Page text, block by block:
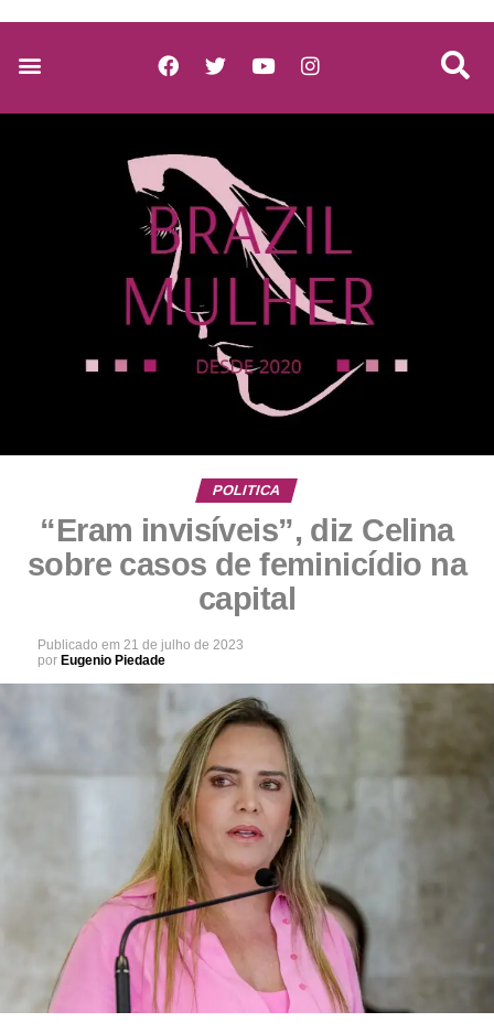
POLITICA
“Eram invisíveis”, diz Celina
sobre casos de feminicídio na
capital
Publicado em 21 de julho de 2023
por Eugenio Piedade